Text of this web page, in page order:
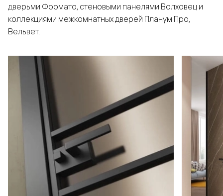
дверьми Формато, стеновыми панелями Волховец и
коллекциями межкомнатных дверей Планум Про,
Вельвет.